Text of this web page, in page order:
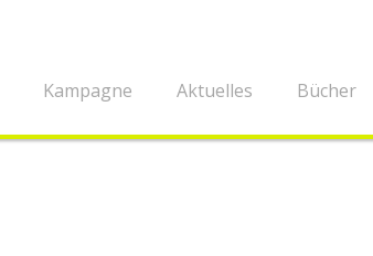
Kampagne Aktuelles Bücher